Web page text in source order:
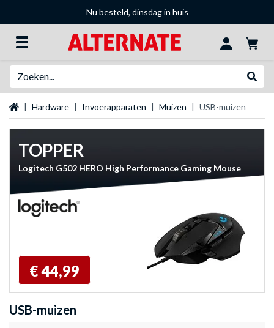
Nu besteld, dinsdag in huis
Startpagina
Hardware Invoerapparaten Muizen USB-muizen
TOPPER
Logitech G502 HERO High Performance Gaming Mouse
€ 44,99
USB-muizen